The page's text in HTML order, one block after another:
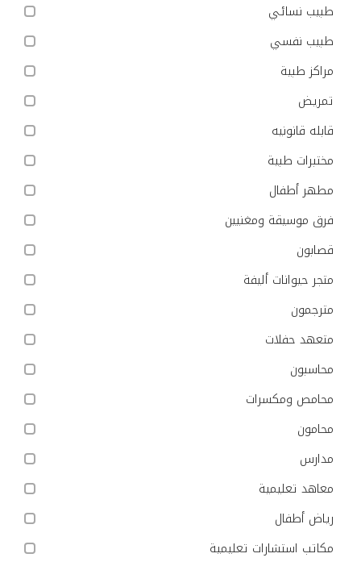
طبيب نسائي
طبيب نفسي
مراكز طبية
تمريض
قابله قانونيه
مختبرات طبية
مطهر أطفال
فرق موسيقة ومغنيين
قصابون
متجر حيوانات أليفة
مترجمون
متعهد حفلات
محاسبون
محامص ومكسرات
محامون
مدارس
معاهد تعليمية
رياض أطفال
مكاتب استشارات تعليمية